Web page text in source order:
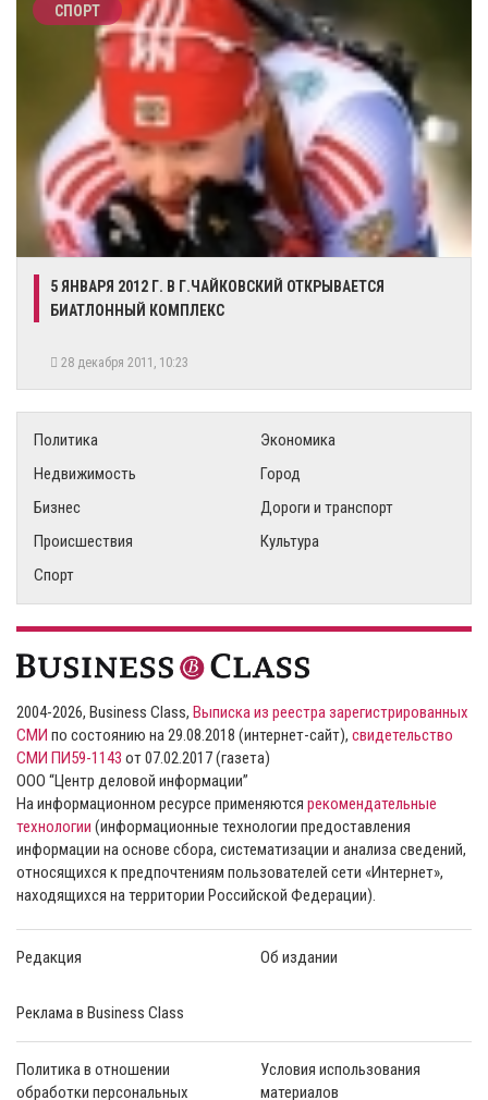
СПОРТ
5 ЯНВАРЯ 2012 Г. В Г.ЧАЙКОВСКИЙ ОТКРЫВАЕТСЯ
БИАТЛОННЫЙ КОМПЛЕКС
28 декабря 2011, 10:23
Политика
Экономика
Недвижимость
Город
Бизнес
Дороги и транспорт
Происшествия
Культура
Спорт
2004-2026, Business Class, Выписка из реестра зарегистрированных
СМИ по состоянию на 29.08.2018 (интернет-сайт), свидетельство
СМИ ПИ59-1143 от 07.02.2017 (газета)
ООО “Центр деловой информации”
На информационном ресурсе применяются рекомендательные
технологии (информационные технологии предоставления
информации на основе сбора, систематизации и анализа сведений,
относящихся к предпочтениям пользователей сети «Интернет»,
находящихся на территории Российской Федерации).
Редакция Об издании
Реклама в Business Class
Политика в отношении
обработки персональных
Условия использования
материалов